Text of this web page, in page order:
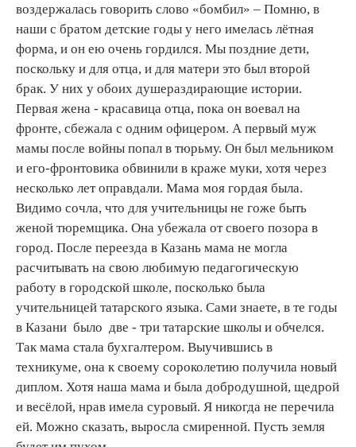
воздержалась говорить слово «бомбил» – Помню, в
наши с братом детские годы у него имелась лётная
форма, и он ею очень гордился. Мы поздние дети,
поскольку и для отца, и для матери это был второй
брак. У них у обоих душераздирающие истории.
Первая жена - красавица отца, пока он воевал на
фронте, сбежала с одним офицером. А первый муж
мамы после войны попал в тюрьму. Он был мельником
и его-фронтовика обвинили в краже муки, хотя через
несколько лет оправдали. Мама моя гордая была.
Видимо сочла, что для учительницы не гоже быть
женой тюремщика. Она убежала от своего позора в
город. После переезда в Казань мама не могла
расчитывать на свою любимую педагогическую
работу в городской школе, посколько была
учительницей татарского языка. Сами знаете, в те годы
в Казани было две - три татарские школы и обчелся.
Так мама стала бухгалтером. Выучившись в
техникуме, она к своему сороколетию получила новый
диплом. Хотя наша мама и была добродушной, щедрой
и весёлой, нрав имела суровый. Я никогда не перечила
ей. Можно сказать, выросла смиренной. Пусть земля